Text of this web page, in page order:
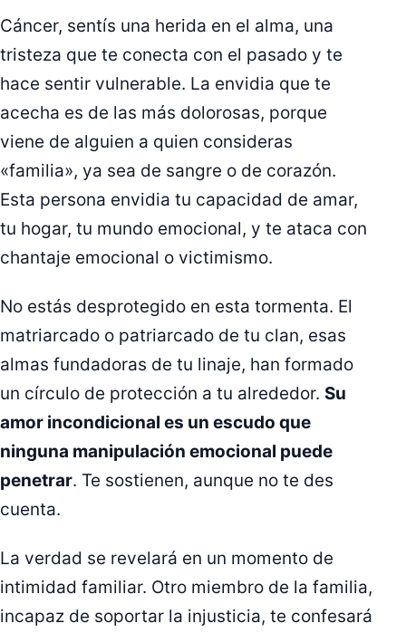
Cáncer, sentís una herida en el alma, una
tristeza que te conecta con el pasado y te
hace sentir vulnerable. La envidia que te
acecha es de las más dolorosas, porque
viene de alguien a quien consideras
«familia», ya sea de sangre o de corazón.
Esta persona envidia tu capacidad de amar,
tu hogar, tu mundo emocional, y te ataca con
chantaje emocional o victimismo.
No estás desprotegido en esta tormenta. El
matriarcado o patriarcado de tu clan, esas
almas fundadoras de tu linaje, han formado
un círculo de protección a tu alrededor. Su
amor incondicional es un escudo que
ninguna manipulación emocional puede
penetrar. Te sostienen, aunque no te des
cuenta.
La verdad se revelará en un momento de
intimidad familiar. Otro miembro de la familia,
incapaz de soportar la injusticia, te confesará